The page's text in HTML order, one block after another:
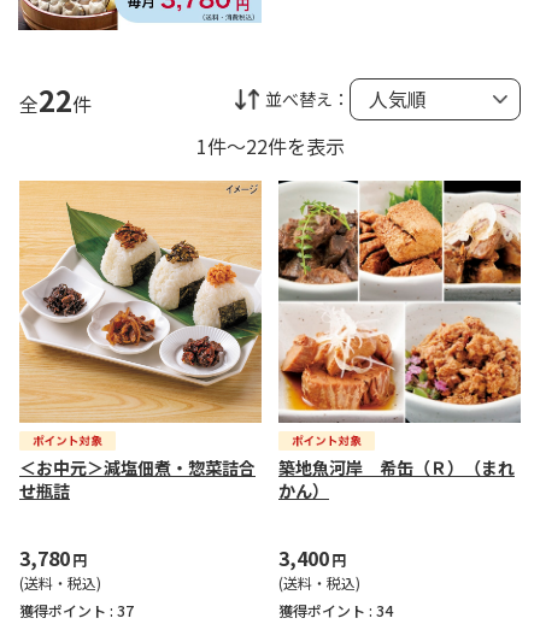
全22件 並べ替え：
1件～22件を表示
＜お中元＞減塩佃煮・惣菜詰合
せ瓶詰
3,780円
(送料・税込)
獲得ポイント : 37
築地魚河岸 希缶（Ｒ）（まれ
かん）
3,400円
(送料・税込)
獲得ポイント : 34